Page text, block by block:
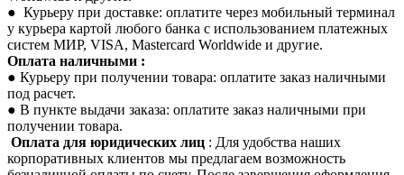
● Курьеру при доставке: оплатите через мобильный терминал
у курьера картой любого банка с использованием платежных
систем МИР, VISA, Mastercard Worldwide и другие.
Оплата наличными :
● Курьеру при получении товара: оплатите заказ наличными
под расчет.
● В пункте выдачи заказа: оплатите заказ наличными при
получении товара.
Оплата для юридических лиц : Для удобства наших
корпоративных клиентов мы предлагаем возможность